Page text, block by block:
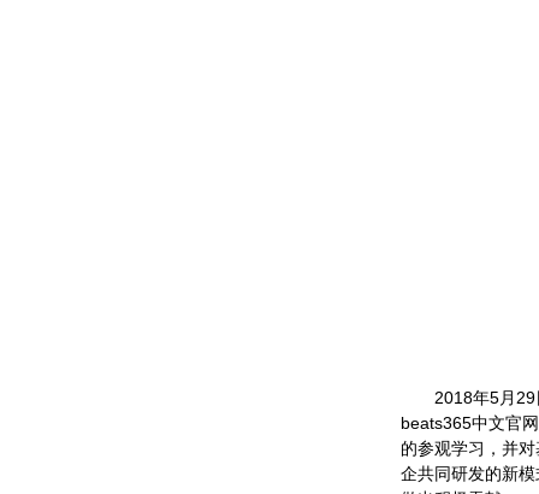
2018年5月
beats365中文官
的参观学习，并
企共同研发的新